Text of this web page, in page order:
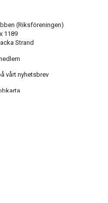
(Riksföreningen)
1189
Strand
vårt nyhetsbrev